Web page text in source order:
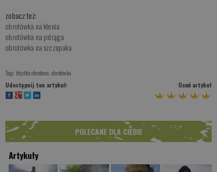
zobacz też:
obrotówka na klenia
obrotówka na pstrąga
obrotówka na szczupaka
Tagi: błystka obrotowa ,obrotówka
Udostępnij ten artykuł:
Oceń artykuł
POLECANE DLA CIEBIE
Artykuły